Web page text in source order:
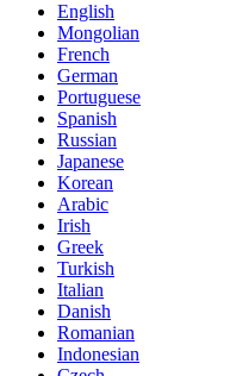
English
Mongolian
French
German
Portuguese
Spanish
Russian
Japanese
Korean
Arabic
Irish
Greek
Turkish
Italian
Danish
Romanian
Indonesian